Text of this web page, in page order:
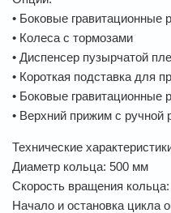
• Боковые гравитационные
• Колеса с тормозами
• Диспенсер пузырчатой
• Короткая подставка для
• Боковые гравитационные
• Верхний прижим с ручной
Технические
Диаметр кольца: 500 мм
Скорость вращения
Начало и остановка цикла